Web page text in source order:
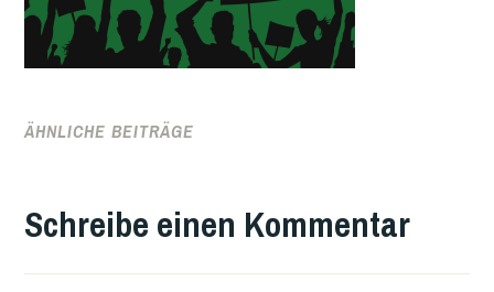
ÄHNLICHE BEITRÄGE
Schreibe einen Kommentar